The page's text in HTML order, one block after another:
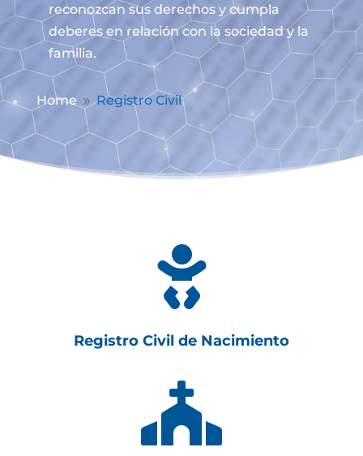
reconozcan sus derechos y cumpla
deberes en relación con la sociedad y la
familia.
Home 9 Registro Civil

Registro Civil de Nacimiento
